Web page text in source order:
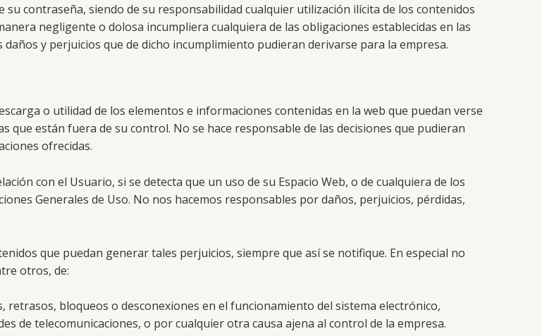
contraseña, siendo de su responsabilidad cualquier utilización ilícita de los contenidos
negligente o dolosa incumpliera cualquiera de las obligaciones establecidas en las
y perjuicios que de dicho incumplimiento pudieran derivarse para la empresa.
o utilidad de los elementos e informaciones contenidas en la web que puedan verse
están fuera de su control. No se hace responsable de las decisiones que pudieran
ofrecidas.
con el Usuario, si se detecta que un uso de su Espacio Web, o de cualquiera de los
Generales de Uso. No nos hacemos responsables por daños, perjuicios, pérdidas,
que puedan generar tales perjuicios, siempre que así se notifique. En especial no
otros, de:
bloqueos o desconexiones en el funcionamiento del sistema electrónico,
de telecomunicaciones, o por cualquier otra causa ajena al control de la empresa.